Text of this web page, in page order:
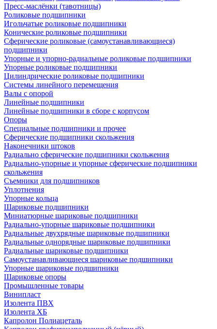
Пресс-маслёнки (тавотницы)
Роликовые подшипники
Игольчатые роликовые подшипники
Конические роликовые подшипники
Сферические роликовые (самоустанавливающиеся)
подшипники
Упорные и упорно-радиальные роликовые подшипники
Упорные роликовые подшипники
Цилиндрические роликовые подшипники
Системы линейного перемещения
Валы с опорой
Линейные подшипники
Линейные подшипники в сборе с корпусом
Опоры
Специальные подшипники и прочее
Сферические подшипники скольжения
Наконечники штоков
Радиально сферические подшипники скольжения
Радиально-упорные и упорные сферические подшипники
скольжения
Съемники для подшипников
Уплотнения
Упорные кольца
Шариковые подшипники
Миниатюрные шариковые подшипники
Радиально-упорные шариковые подшипники
Радиальные двухрядные шариковые подшипники
Радиальные однорядные шариковые подшипники
Радиальные шариковые подшипники
Самоустанавливающиеся шариковые подшипники
Упорные шариковые подшипники
Шариковые опоры
Промышленные товары
Винипласт
Изолента ПВХ
Изолента ХБ
Капролон Полиацеталь